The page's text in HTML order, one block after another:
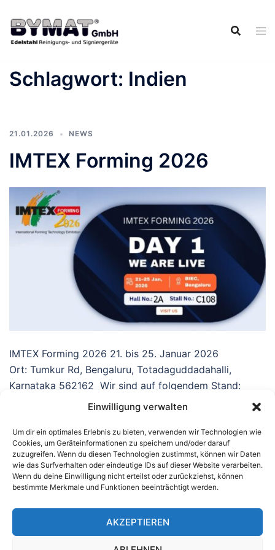
Einwilligung verwalten
Um dir ein optimales Erlebnis zu bieten, verwenden wir Technologien wie
Cookies, um Geräteinformationen zu speichern und/oder darauf
zuzugreifen. Wenn du diesen Technologien zustimmst, können wir Daten
wie das Surfverhalten oder eindeutige IDs auf dieser Website verarbeiten.
Wenn du deine Einwilligung nicht erteilst oder zurückziehst, können
bestimmte Merkmale und Funktionen beeinträchtigt werden.
AKZEPTIEREN
Inhalt
springen
Schlagwort: Indien
21.01.2026 NEWS
IMTEX Forming 2026
IMTEX Forming 2026 21. bis 25. Januar 2026
Ort: Tumkur Rd, Bengaluru, Totadaguddadahalli,
Karnataka 562162 Wir sind auf folgendem Stand:
Halle 2A Stand […]
Wichtige Links